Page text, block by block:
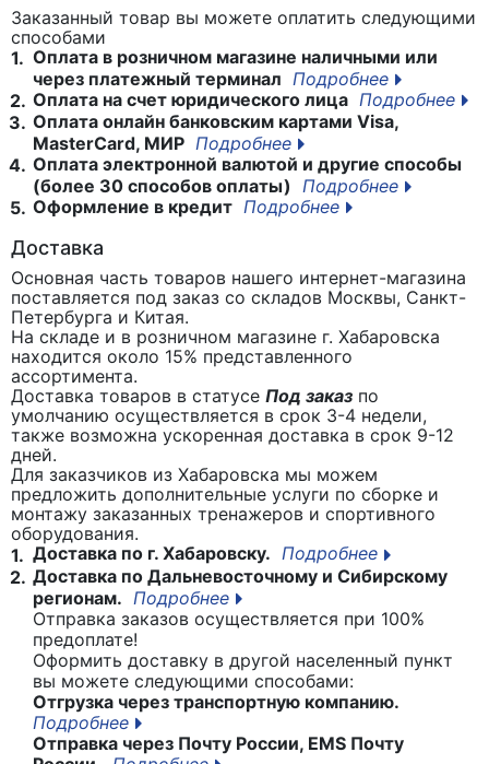
Заказанный товар вы можете оплатить следующими
способами
1. Оплата в розничном магазине наличными или
через платежный терминал Подробнее
2. Оплата на счет юридического лица Подробнее
3. Оплата онлайн банковским картами Visa,
MasterCard, МИР Подробнее
4. Оплата электронной валютой и другие способы
(более 30 способов оплаты) Подробнее
5. Оформление в кредит Подробнее
Доставка
Основная часть товаров нашего интернет-магазина
поставляется под заказ со складов Москвы, Санкт-
Петербурга и Китая.
На складе и в розничном магазине г. Хабаровска
находится около 15% представленного
ассортимента.
Доставка товаров в статусе Под заказ по
умолчанию осуществляется в срок 3-4 недели,
также возможна ускоренная доставка в срок 9-12
дней.
Для заказчиков из Хабаровска мы можем
предложить дополнительные услуги по сборке и
монтажу заказанных тренажеров и спортивного
оборудования.
1. Доставка по г. Хабаровску. Подробнее
2. Доставка по Дальневосточному и Сибирскому
регионам. Подробнее
Отправка заказов осуществляется при 100%
предоплате!
Оформить доставку в другой населенный пункт
вы можете следующими способами:
Отгрузка через транспортную компанию.
Подробнее
Отправка через Почту России, EMS Почту